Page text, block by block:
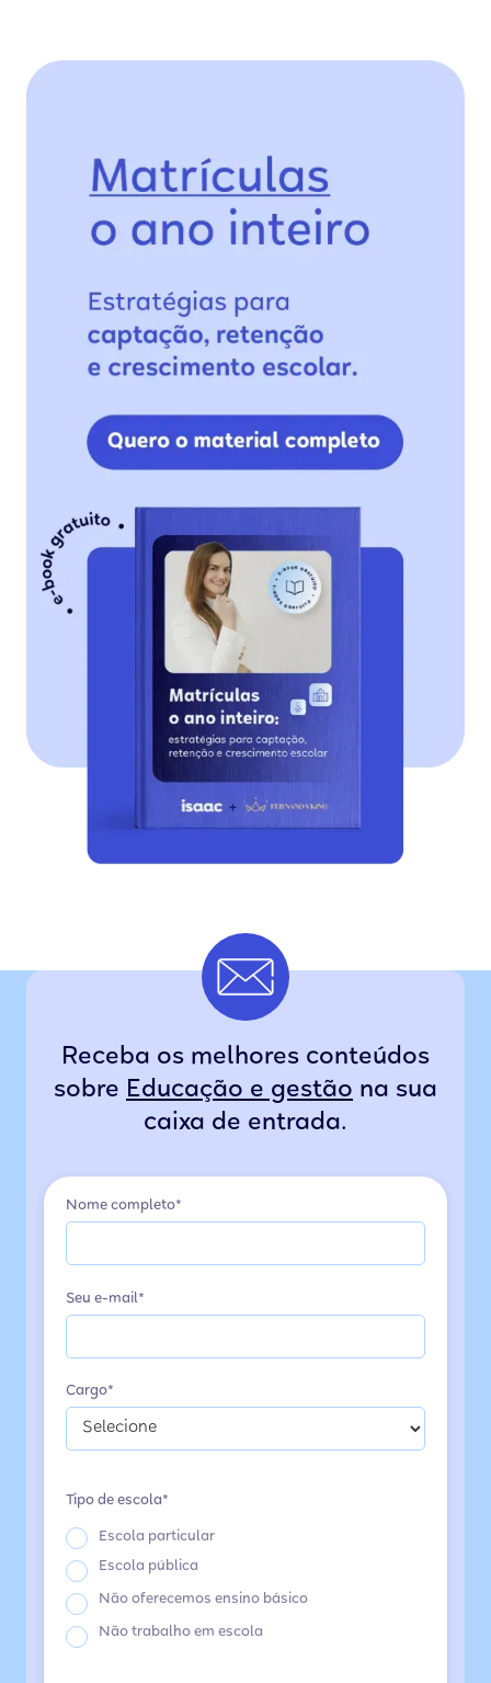
Receba os melhores conteúdos
sobre Educação e gestão na sua
caixa de entrada.
Nome completo*
Seu e-mail*
Cargo*
Tipo de escola*
Escola particular
Escola pública
Não oferecemos ensino básico
Não trabalho em escola